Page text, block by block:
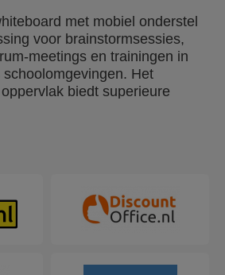
met mobiel onderstel
voor brainstormsessies,
meetings en trainingen in
Het
biedt superieure
bestand tegen
gebruik. Het mobiele
met een modern, slank en
Een ruime pennenbak
voor handige opslag van
georganiseerd en binnen
bord beschikt over een